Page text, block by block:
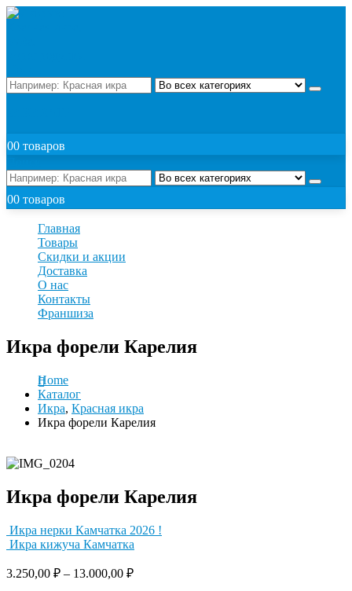
00 товаров
00 товаров
Главная
Товары
Скидки и акции
Доставка
О нас
Контакты
Франшиза
Икра форели Карелия
Home
Каталог
Икра, Красная икра
Икра форели Карелия
Икра форели Карелия
Икра нерки Камчатка 2026 !
Икра кижуча Камчатка
3.250,00 ₽ – 13.000,00 ₽